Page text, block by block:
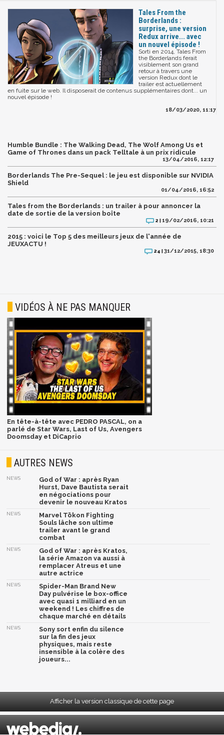
Tales From the
Borderlands :
surprise, une version
Redux arrive... avec
un nouvel épisode !
Sorti en 2014, Tales From
the Borderlands ferait
visiblement son grand
retour à travers une
version Redux dont le
trailer est actuellement
en fuite sur le web. Il disposerait de contenus supplémentaires dont... un
nouvel épisode !
18/03/2020, 11:17
Humble Bundle : The Walking Dead, The Wolf Among Us et
Game of Thrones dans un pack Telltale à un prix ridicule
13/04/2016, 12:17
Borderlands The Pre-Sequel : le jeu est disponible sur NVIDIA
Shield
01/04/2016, 16:52
Tales from the Borderlands : un trailer à pour annoncer la
date de sortie de la version boîte
2 | 19/02/2016, 10:21
2015 : voici le Top 5 des meilleurs jeux de l'année de
JEUXACTU !
24 | 31/12/2015, 18:30
VIDÉOS À NE PAS MANQUER
En tête-à-tête avec PEDRO PASCAL, on a
parlé de Star Wars, Last of Us, Avengers
Doomsday et DiCaprio
AUTRES NEWS
NEWS
God of War : après Ryan
Hurst, Dave Bautista serait
en négociations pour
devenir le nouveau Kratos
NEWS
Marvel Tōkon Fighting
Souls lâche son ultime
trailer avant le grand
combat
NEWS
God of War : après Kratos,
la série Amazon va aussi à
remplacer Atreus et une
autre actrice
NEWS
Spider-Man Brand New
Day pulvérise le box-office
avec quasi 1 milliard en un
weekend ! Les chiffres de
chaque marché en détails
NEWS
Sony sort enfin du silence
sur la fin des jeux
physiques, mais reste
insensible à la colère des
joueurs...
Afficher la version classique de cette page